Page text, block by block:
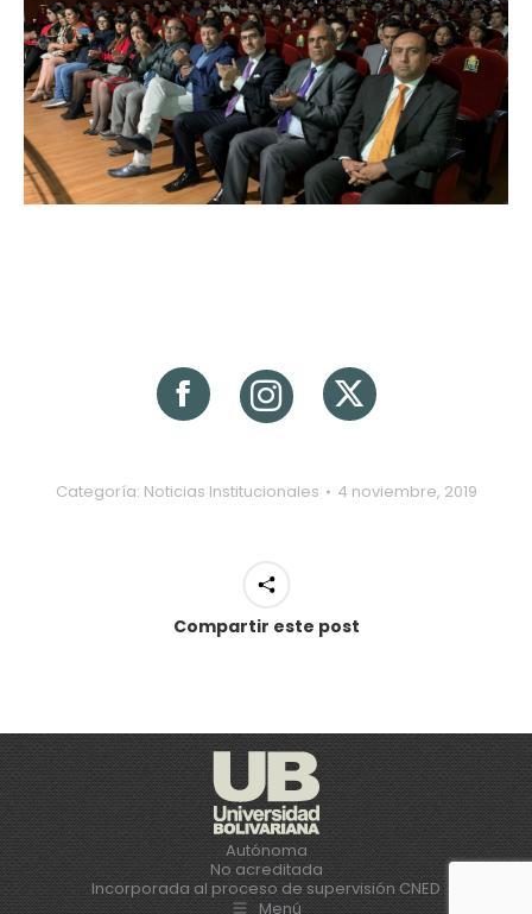
Categoría: Noticias Institucionales 4 noviembre, 2019
Compartir este post
Autónoma
No acreditada
Incorporada al proceso de supervisión CNED
Menú